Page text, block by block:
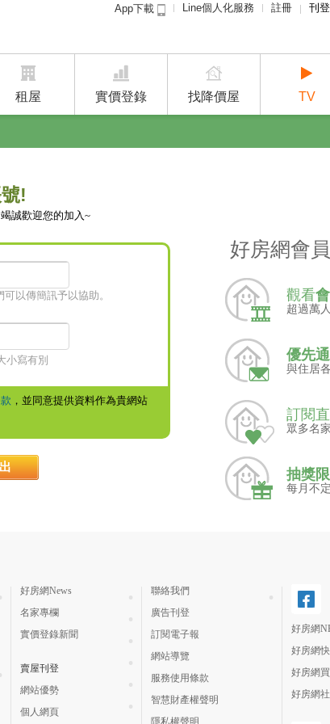
App下載 Line個人化服務 註冊 刊
賣屋刊
租屋 實價登錄 找降價屋 TV
!
誠歡迎您的加入~
以傳簡訊予以協助。
小寫有別
，並同意提供資料作為貴網站
好房網會
觀看
超過萬
優先
與住居
訂閱
眾多名
抽獎
每月不
好房網News
名家專欄
實價登錄新聞
賣屋刊登
網站優勢
個人網頁
聯絡我們
廣告刊登
訂閱電子報
網站導覽
服務使用條款
智慧財產權聲明
隱私權聲明
好房網
好房網
好房網
好房網